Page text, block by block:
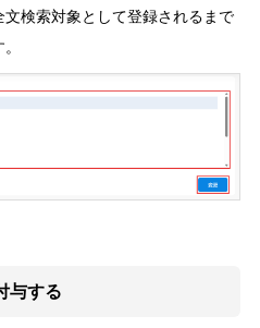
検索対象として登録されるまで
与する